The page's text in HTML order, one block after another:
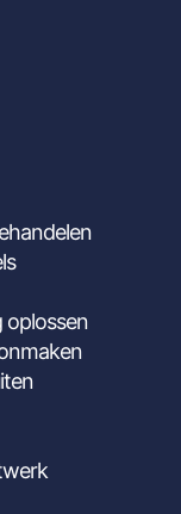
oplossen